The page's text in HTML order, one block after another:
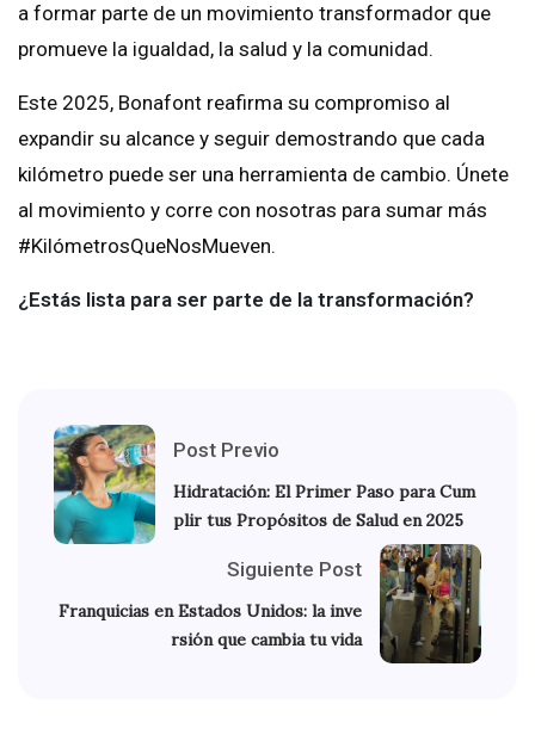
a formar parte de un movimiento transformador que
promueve la igualdad, la salud y la comunidad.
Este 2025, Bonafont reafirma su compromiso al
expandir su alcance y seguir demostrando que cada
kilómetro puede ser una herramienta de cambio. Únete
al movimiento y corre con nosotras para sumar más
#KilómetrosQueNosMueven.
¿Estás lista para ser parte de la transformación?
Post Previo
Hidratación: El Primer Paso para Cum
plir tus Propósitos de Salud en 2025
Siguiente Post
Franquicias en Estados Unidos: la inve
rsión que cambia tu vida